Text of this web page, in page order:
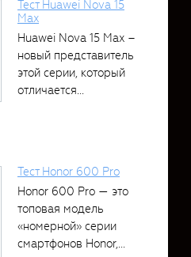
Тест Huawei Nova 15
Max
Huawei Nova 15 Max –
новый представитель
этой серии, который
отличается...
Тест Honor 600 Pro
Honor 600 Pro — это
топовая модель
«номерной» серии
смартфонов Honor,...